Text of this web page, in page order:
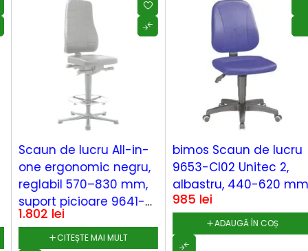
Scaun de lucru All-in-
one ergonomic negru,
reglabil 570–830 mm,
suport picioare 9641-
2571
1.802lei
CITEȘTE MAI MULT
bimos Scaun de lucru
9653-CI02 Unitec 2,
albastru, 440-620 mm
985lei
ADAUGĂ ÎN COȘ